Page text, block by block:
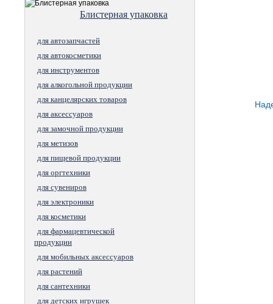
Блистерная упаковка
для автозапчастей
для автокосметики
для инструментов
для алкогольной продукции
для канцелярских товаров
для аксессуаров
для замочной продукции
для метизов
для пищевой продукции
для оргтехники
для сувениров
для электроники
для косметики
для фармацевтической
продукции
для мобильных аксессуаров
для растений
для сантехники
для детских игрушек